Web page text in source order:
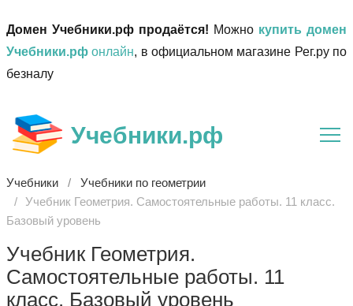
Домен Учебники.рф продаётся! Можно купить домен
Учебники.рф онлайн, в официальном магазине Рег.ру по
безналу
Учебники.рф
Учебники
Учебники по геометрии
Учебник Геометрия. Самостоятельные работы. 11 класс.
Базовый уровень
Учебник Геометрия.
Самостоятельные работы. 11
класс. Базовый уровень